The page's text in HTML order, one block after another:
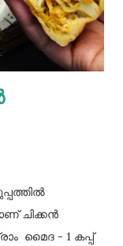
ചിക്കൻ
മൈദ - 1 കപ്പ്‌